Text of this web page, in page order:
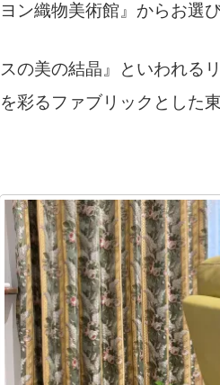
ン織物美術館』からお選び
の美の結晶』といわれる
彩るファブリックとした